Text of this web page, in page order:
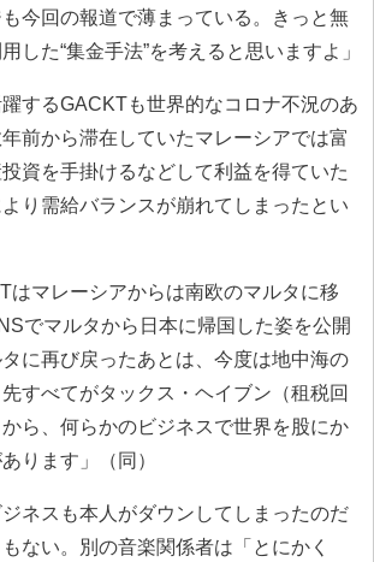
今回の報道で薄まっている。きっと無
した“集金手法”を考えると思いますよ」
するGACKTも世界的なコロナ不況のあ
前から滞在していたマレーシアでは富
資を手掛けるなどして利益を得ていた
り需給バランスが崩れてしまったとい
はマレーシアからは南欧のマルタに移
でマルタから日本に帰国した姿を公開
に再び戻ったあとは、今度は地中海の
すべてがタックス・ヘイブン（租税回
ら、何らかのビジネスで世界を股にか
ります」（同）
ネスも本人がダウンしてしまったのだ
ない。別の音楽関係者は「とにかく